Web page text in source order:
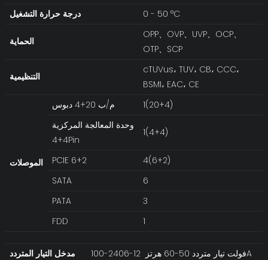
درجة حرارة التشغيل
0 - 50 °C
الحماية
OPP、OVP、UVP、OCP、
OTP、SCP
التنظيمية
cTUVus، TUV، CB، CCC،
BSMI، EAC، CE
الموصلات
م/ب 20+4 دبوس
1(20+4)
وحدة المعالجة المركزية
4+4Pin
1(4+4)
PCIE 6+2
4(6+2)
SATA
6
PATA
3
FDD
1
مدخل التيار المتردد
100-240فولت تيار متردد 50-60 هرتز 12-6A